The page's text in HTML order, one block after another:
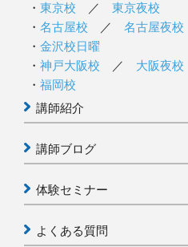
東京校 ／ 東京夜校
名古屋校 ／ 名古屋夜校
金沢校日曜
神戸大阪校 ／ 大阪夜校
福岡校
講師紹介
講師ブログ
体験セミナー
よくある質問